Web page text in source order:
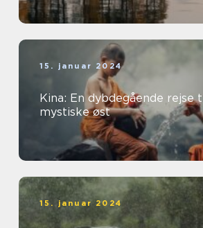
15. januar 2024
Kina: En dybdegående rejse
mystiske øst
15. januar 2024